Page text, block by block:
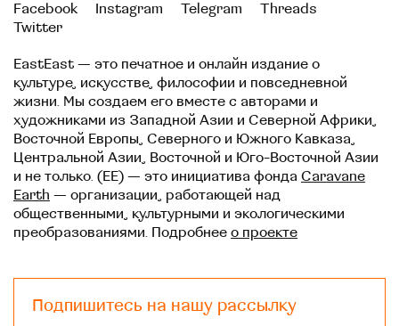
Facebook
Instagram Telegram
Threads
Twitter
EastEast — это печатное и онлайн издание о
культуре, искусстве, философии и повседневной
жизни. Мы создаем его вместе с авторами и
художниками из Западной Азии и Северной Африки,
Восточной Европы, Северного и Южного Кавказа,
Центральной Азии, Восточной и Юго-Восточной Азии
и не только. (EE) — это инициатива фонда Caravane
Earth — организации, работающей над
общественными, культурными и экологическими
преобразованиями. Подробнее о проекте
Подпишитесь на нашу рассылку